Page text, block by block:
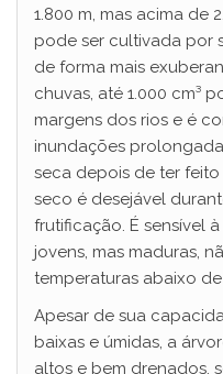
1.800 m, mas acima de
pode ser cultivada por
de forma mais
chuvas, até 1.000 cm³
margens dos rios e é
inundações
seca depois de ter
seco é desejável
frutificação. É sensível
jovens, mas maduras,
temperaturas abaixo
Apesar de sua
baixas e úmidas, a
altos e bem drenados,